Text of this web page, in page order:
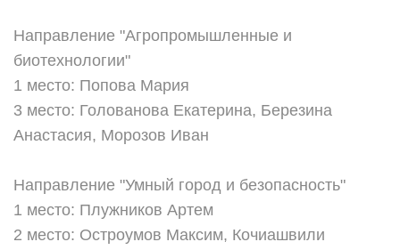
Направление "Агропромышленные и
биотехнологии"
1 место: Попова Мария
3 место: Голованова Екатерина, Березина
Анастасия, Морозов Иван
Направление "Умный город и безопасность"
1 место: Плужников Артем
2 место: Остроумов Максим, Кочиашвили